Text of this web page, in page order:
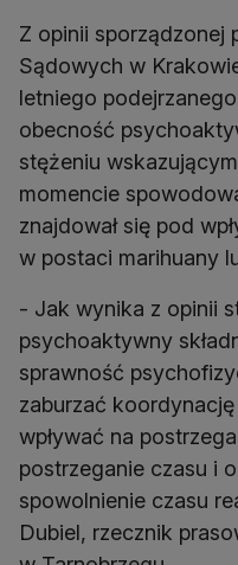
Z opinii sporządzonej
Sądowych w
letniego
obecność
stężeniu
momencie
znajdował się pod
w postaci marihuany
- Jak wynika z opinii
psychoaktywny
sprawność
zaburzać
wpływać na
postrzeganie czasu i
spowolnienie czasu
Dubiel, rzecznik